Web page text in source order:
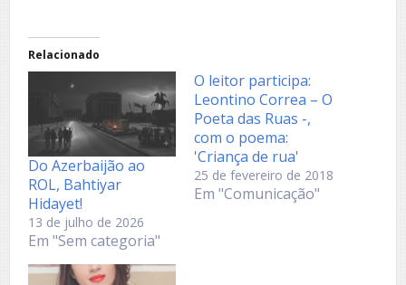
Relacionado
Do Azerbaijão ao
ROL, Bahtiyar
Hidayet!
13 de julho de 2026
Em "Sem categoria"
O leitor participa:
Leontino Correa – O
Poeta das Ruas -,
com o poema:
'Criança de rua'
25 de fevereiro de 2018
Em "Comunicação"